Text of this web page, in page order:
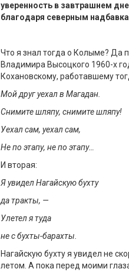
уверенность в завтрашнем
благодаря северным
Что я знал тогда о Колыме? Да
Владимира Высоцкого 1960-х
Кохановскому, работавшему
Мой друг уехал в Магадан.
Снимите шляпу, снимите шляпу!
Уехал сам, уехал сам,
Не по этапу, не по этапу…
И вторая:
Я увиделНагайскуюбухту
да тракты, —
Улетел я туда
не с бухты-барахты.
Нагайскую бухту я увидел не
летом. А пока перед моими